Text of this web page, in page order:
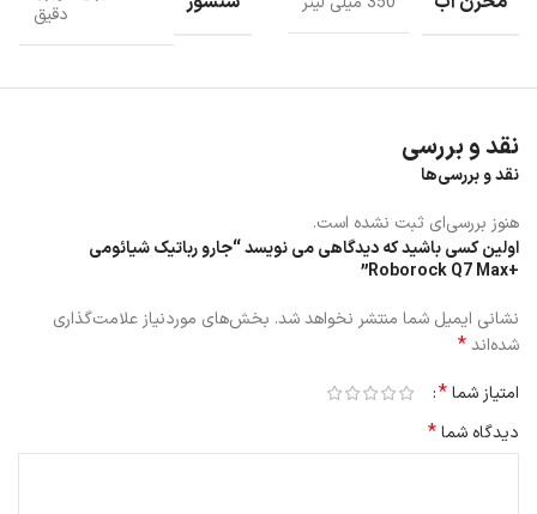
دقیق
نقد و بررسی
نقد و بررسی‌ها
هنوز بررسی‌ای ثبت نشده است.
اولین کسی باشید که دیدگاهی می نویسد “جارو رباتیک شیائومی
+Roborock Q7 Max”
نشانی ایمیل شما منتشر نخواهد شد. بخش‌های موردنیاز علامت‌گذاری
شده‌اند*
امتیاز شما*
دیدگاه شما*